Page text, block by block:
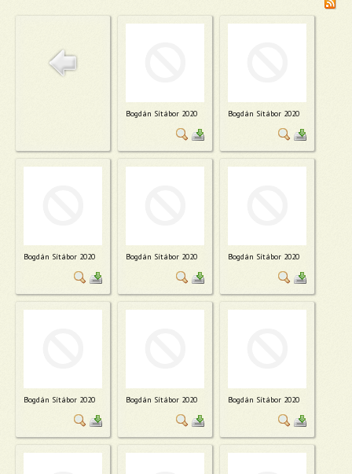
Bogdán Sítábor 2020 Bogdán Sítábor 2020
Bogdán Sítábor 2020 Bogdán Sítábor 2020 Bogdán Sítábor 2020
Bogdán Sítábor 2020 Bogdán Sítábor 2020 Bogdán Sítábor 2020